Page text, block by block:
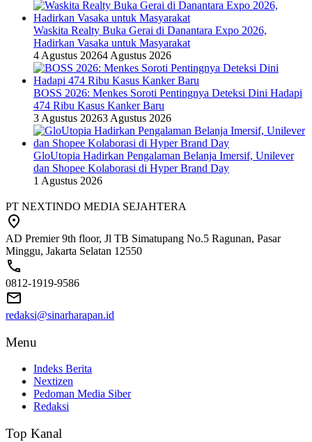
Waskita Realty Buka Gerai di Danantara Expo 2026,
Hadirkan Vasaka untuk Masyarakat
4 Agustus 20264 Agustus 2026
BOSS 2026: Menkes Soroti Pentingnya Deteksi Dini Hadapi
474 Ribu Kasus Kanker Baru
3 Agustus 20263 Agustus 2026
GloUtopia Hadirkan Pengalaman Belanja Imersif, Unilever
dan Shopee Kolaborasi di Hyper Brand Day
1 Agustus 2026
PT NEXTINDO MEDIA SEJAHTERA
AD Premier 9th floor, Jl TB Simatupang No.5 Ragunan, Pasar
Minggu, Jakarta Selatan 12550
0812-1919-9586
redaksi@sinarharapan.id
Menu
Indeks Berita
Nextizen
Pedoman Media Siber
Redaksi
Top Kanal